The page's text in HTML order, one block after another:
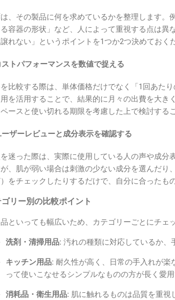
は、その製品に何を求めているかを整理します
容器の形状」など、人によって重視する点は
れない」というポイントを1つか2つ決めておく
ストパフォーマンスを数値で捉える
比較する際は、単体価格だけでなく「1回あた
を活用することで、結果的に月々の出費を大
ースと使い切れる期限を考慮した上で検討する
ーザーレビューと成分表示を確認する
迷った際は、実際に使用している人の声や成分
、肌が弱い場合は刺激の少ない成分を選んだり
をチェックしたりするだけで、自分に合ったも
ゴリー別の比較ポイント
といっても幅広いため、カテゴリーごとにチェ
洗剤・清掃用品: 汚れの種類に対応しているか、
キッチン用品: 耐久性が高く、日常の手入れが楽
って使いこなせるシンプルなものの方が長く愛用
消耗品・衛生用品: 肌に触れるものは品質を重